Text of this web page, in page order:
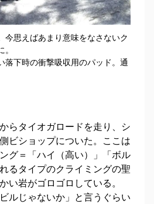
今思えばあまり意味をなさないク
落下時の衝撃吸収用のパッド。通
らタイオガロードを走り、シ
ビショップについた。ここは
グ＝「ハイ（高い）」「ボル
るタイプのクライミングの聖
い岩がゴロゴロしている。
ルじゃないか」と言うぐらい